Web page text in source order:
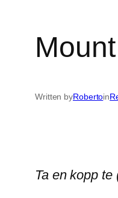
Written byRobertoin
Ta en kopp